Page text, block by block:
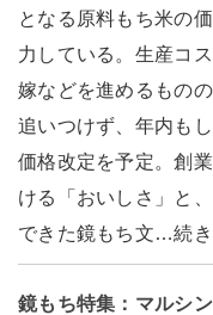
となる原料もち米の
力している。生産コ
嫁などを進めるもの
追いつけず、年内も
価格改定を予定。創
ける「おいしさ」と
できた鏡もち文…続
鏡もち特集：マルシ